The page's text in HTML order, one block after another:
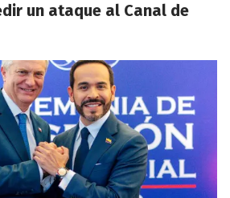
un ataque al Canal de